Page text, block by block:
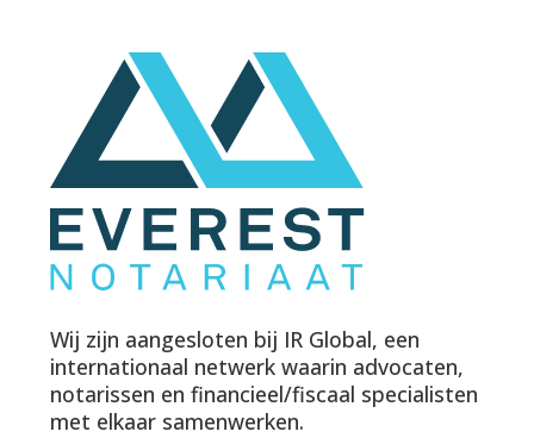
Wij zijn aangesloten bij IR Global, een
internationaal netwerk waarin advocaten,
notarissen en financieel/fiscaal specialisten
met elkaar samenwerken.